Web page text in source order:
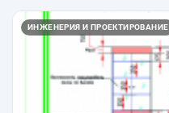
ИНЖЕНЕРИЯ И ПРОЕКТИРОВАНИЕ